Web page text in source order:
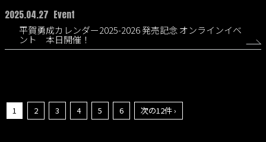
2025.04.27 Event
平賀勇成カレンダー2025-2026 発売記念 オンラインイベ
ント 本日開催！
1 2 3 4 5 6 次の12件 ›